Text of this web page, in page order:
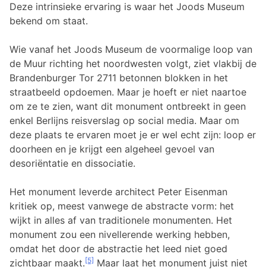
Deze intrinsieke ervaring is waar het Joods Museum
bekend om staat.
Wie vanaf het Joods Museum de voormalige loop van
de Muur richting het noordwesten volgt, ziet vlakbij de
Brandenburger Tor 2711 betonnen blokken in het
straatbeeld opdoemen. Maar je hoeft er niet naartoe
om ze te zien, want dit monument ontbreekt in geen
enkel Berlijns reisverslag op social media. Maar om
deze plaats te ervaren moet je er wel echt zijn: loop er
doorheen en je krijgt een algeheel gevoel van
desoriëntatie en dissociatie.
Het monument leverde architect Peter Eisenman
kritiek op, meest vanwege de abstracte vorm: het
wijkt in alles af van traditionele monumenten. Het
monument zou een nivellerende werking hebben,
omdat het door de abstractie het leed niet goed
zichtbaar maakt. [5] Maar laat het monument juist niet